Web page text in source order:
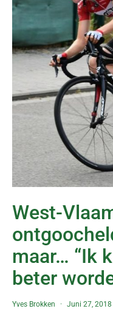
West-
maar… “Ik
beter
Yves Brokken Juni 27, 2018